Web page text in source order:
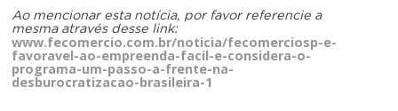
Ao mencionar esta notícia, por favor referencie a
mesma através desse link:
www.fecomercio.com.br/noticia/fecomerciosp-e-
favoravel-ao-empreenda-facil-e-considera-o-
programa-um-passo-a-frente-na-
desburocratizacao-brasileira-1